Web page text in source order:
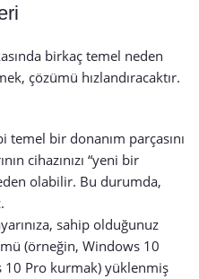
birkaç temel neden
çözümü hızlandıracaktır.
temel bir donanım parçasını
cihazınızı “yeni bir
olabilir. Bu durumda,
sahip olduğunuz
(örneğin, Windows 10
10 Pro kurmak) yüklenmiş